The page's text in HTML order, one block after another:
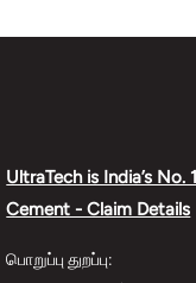
UltraTech is India’s No. 1
Cement - Claim Details
பொறுப்பு துறப்பு: